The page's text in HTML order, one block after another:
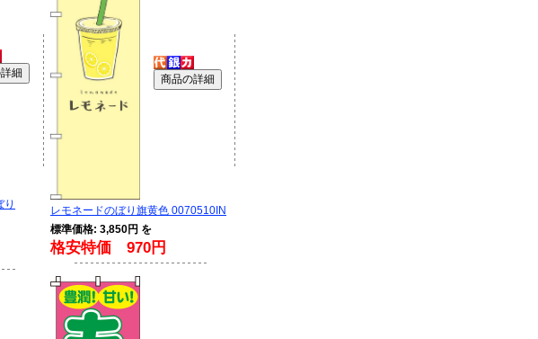
り
レモネードのぼり旗黄色 0070510IN
標準価格: 3,850円 を
格安特価 970円